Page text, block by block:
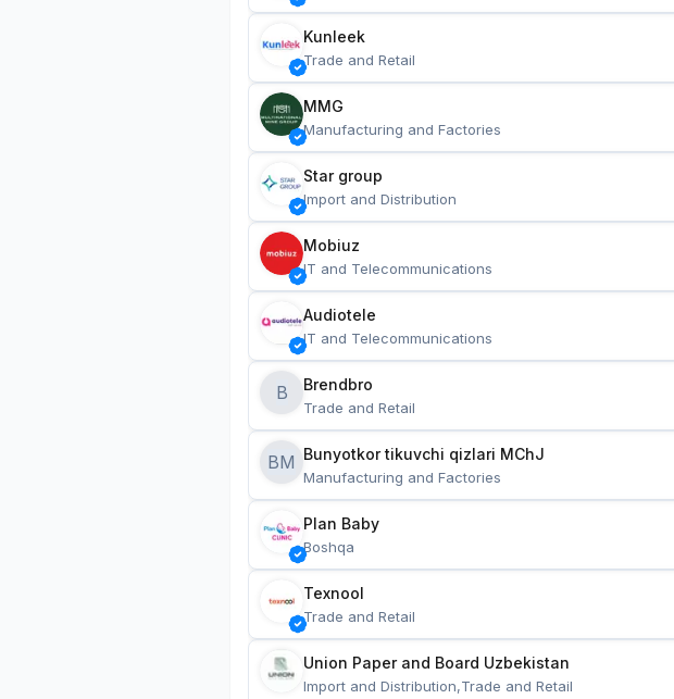
Kunleek
Trade and Retail
MMG
Manufacturing and Factories
Star group
Import and Distribution
Mobiuz
IT and Telecommunications
Audiotele
IT and Telecommunications
B Brendbro
Trade and Retail
BM
Manufacturing and Factories
Plan Baby
Boshqa
Texnool
Trade and Retail
Union Paper and Board Uzbekistan
Import and Distribution,Trade and Retail